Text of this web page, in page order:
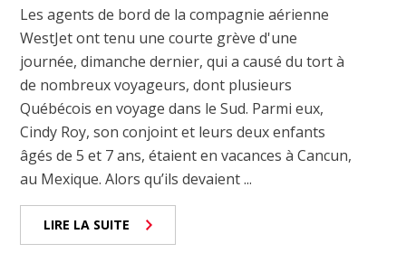
Les agents de bord de la compagnie aérienne
WestJet ont tenu une courte grève d'une
journée, dimanche dernier, qui a causé du tort à
de nombreux voyageurs, dont plusieurs
Québécois en voyage dans le Sud. Parmi eux,
Cindy Roy, son conjoint et leurs deux enfants
âgés de 5 et 7 ans, étaient en vacances à Cancun,
au Mexique. Alors qu’ils devaient ...
LIRE LA SUITE